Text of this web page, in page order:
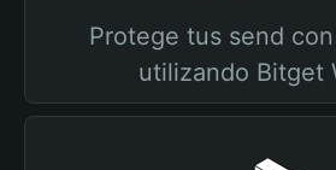
Protege tus send
utilizando Bitget